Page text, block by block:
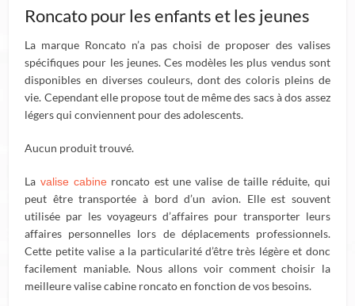
Roncato pour les enfants et les jeunes
La marque Roncato n’a pas choisi de proposer des valises
spécifiques pour les jeunes. Ces modèles les plus vendus sont
disponibles en diverses couleurs, dont des coloris pleins de
vie. Cependant elle propose tout de même des sacs à dos assez
légers qui conviennent pour des adolescents.
Aucun produit trouvé.
La valise cabineroncato est une valise de taille réduite, qui
peut être transportée à bord d’un avion. Elle est souvent
utilisée par les voyageurs d’affaires pour transporter leurs
affaires personnelles lors de déplacements professionnels.
Cette petite valise a la particularité d’être très légère et donc
facilement maniable. Nous allons voir comment choisir la
meilleure valise cabine roncato en fonction de vos besoins.